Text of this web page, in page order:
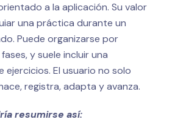
a la aplicación. Su valor
una práctica durante un
Puede organizarse por
y suele incluir una
ejercicios. El usuario no solo
registra, adapta y avanza.
resumirse así: